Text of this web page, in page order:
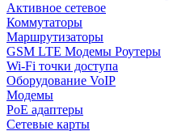
Активное сетевое
Коммутаторы
Маршрутизаторы
GSM LTE Модемы Роутеры
Wi-Fi точки доступа
Оборудование VoIP
Модемы
PoE адаптеры
Сетевые карты